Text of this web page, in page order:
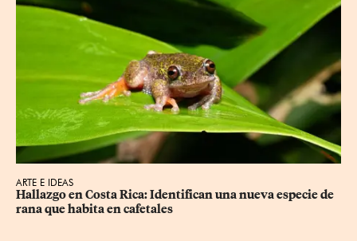
ARTE E IDEAS
Hallazgo en Costa Rica: Identifican una nueva especie de
rana que habita en cafetales